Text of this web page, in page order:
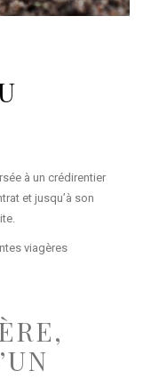
à un crédirentier
et jusqu’à son
viagères